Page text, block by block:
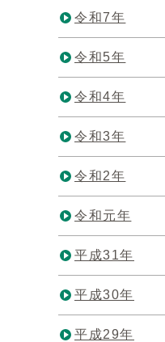
令和7年
令和5年
令和4年
令和3年
令和2年
令和元年
平成31年
平成30年
平成29年